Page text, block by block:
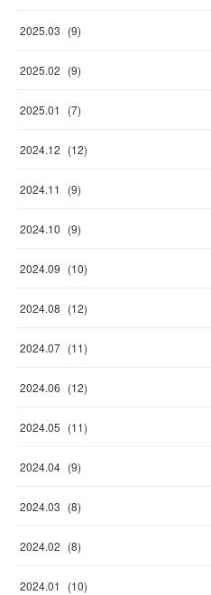
2025.03 (9)
2025.02 (9)
2025.01 (7)
2024.12 (12)
2024.11 (9)
2024.10 (9)
2024.09 (10)
2024.08 (12)
2024.07 (11)
2024.06 (12)
2024.05 (11)
2024.04 (9)
2024.03 (8)
2024.02 (8)
2024.01 (10)